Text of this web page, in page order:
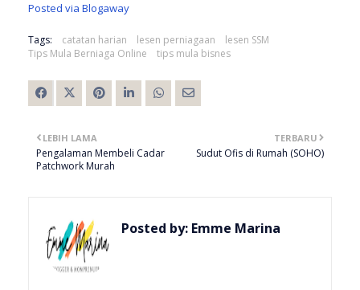
Posted via Blogaway
Tags: catatan harian lesen perniagaan
lesen SSM
Tips Mula Berniaga Online
tips mula bisnes
TERBARU
Sudut Ofis di Rumah (SOHO)
LEBIH LAMA
Pengalaman Membeli Cadar
Patchwork Murah
Posted by: Emme Marina